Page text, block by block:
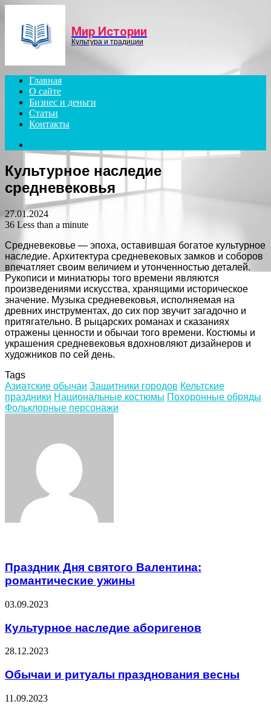
Мир Истории
Культура и традиции
Главная
О сайте
Бизнес и деньги
Статьи
Контакты
for
Культурное наследие
средневековья
27.01.2024
36 Less than a minute
Средневековье — эпоха, оставившая богатое культурное
наследие. Архитектура средневековых замков и соборов
впечатляет своим величием и утонченностью деталей.
Рукописи и миниатюры того времени являются
произведениями искусства, хранящими историческое
значение. Музыка средневековья, исполняемая на
древних инструментах, до сих пор звучит загадочно и
притягательно. В рыцарских романах и сказаниях
отражены ценности и обычаи того времени. Костюмы и
украшения средневековья вдохновляют дизайнеров и
художников по сей день.
Tags
Азиатские обычаи Защитники городов Кельтские
праздники Национальные костюмы Похоронные обряды
Фольклорные персонажи
Праздник Дня святого Валентина:
романтические ужины
03.09.2023
Культурное наследие аборигенов
28.12.2023
Обычаи и ритуалы празднования весны
11.09.2023